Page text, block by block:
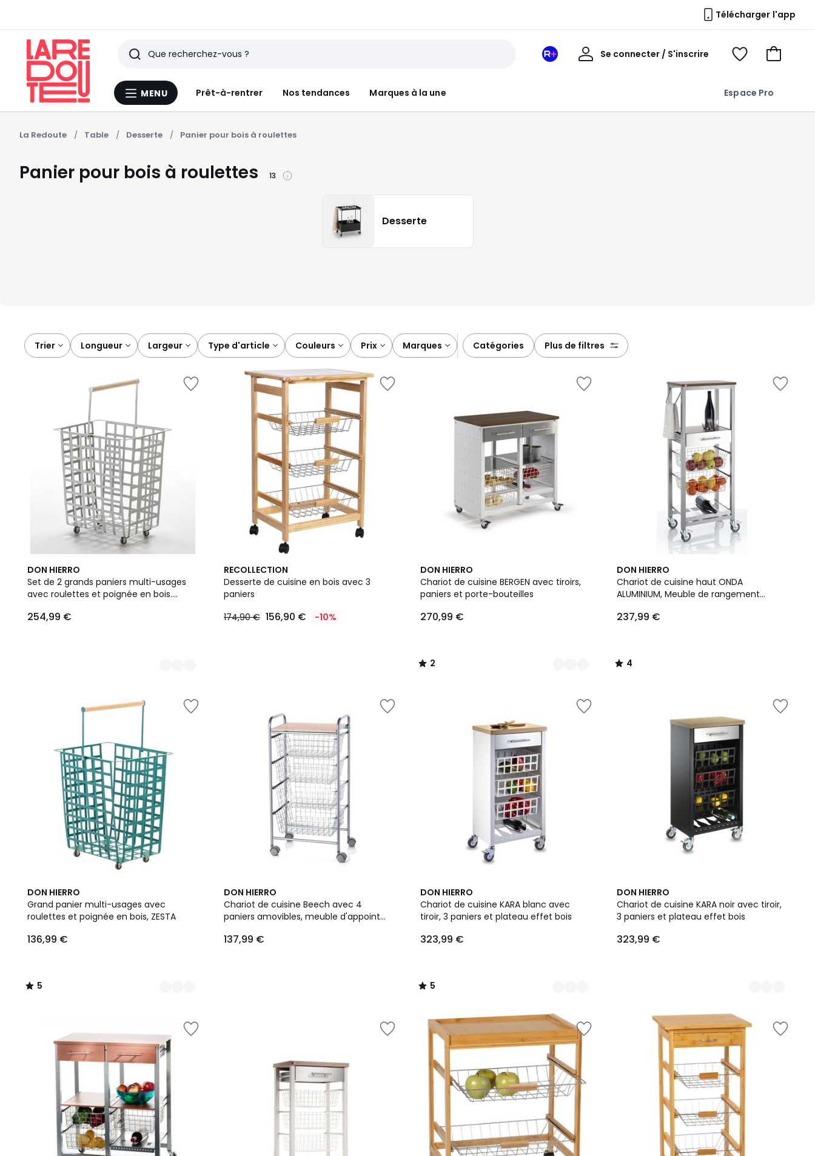
Télécharger l'app
Menu
MENU Prêt-à-rentrer Nos tendances Marques à la une Espace Pro
Rechercher
Derniers
articles
vus
Mon
Se connecter / S'inscrire
Mon
Voir
Voir
La Redoute Table Desserte Panier pour bois à roulettes
Panier pour bois à roulettes 13
Desserte
Trier longueur largeur type d'article couleurs prix marques catégories plus de filtres
DON HIERRO
Set de 2 grands paniers multi-usages
avec roulettes et poignée en bois.
€.
254,99 €
3
Couleurs
RECOLLECTION
Desserte de cuisine en bois avec 3
paniers
174,90 € 156,90 € -10%
DON HIERRO
Chariot de cuisine BERGEN avec tiroirs,
paniers et porte-bouteilles
270,99 €
2
/
5
2
Couleurs
2
/
DON HIERRO
Chariot de cuisine haut ONDA
ALUMINIUM, Meuble de rangement
porte-bouteilles
237,99 €
4
/
5
4
/
DON HIERRO
Grand panier multi-usages avec
roulettes et poignée en bois, ZESTA
136,99 €
5
/
5
3
Couleurs
5
/
DON HIERRO
Chariot de cuisine Beech avec 4
paniers amovibles, meuble d'appoint
plateau Hêtre
137,99 €
DON HIERRO
Chariot de cuisine KARA blanc avec
tiroir, 3 paniers et plateau effet bois
323,99 €
5
/
5
2
Couleurs
5
/
DON HIERRO
Chariot de cuisine KARA noir avec tiroir,
3 paniers et plateau effet bois
323,99 €
2
Couleurs